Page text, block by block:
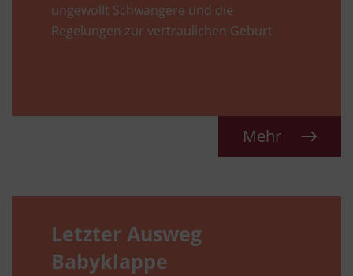
ungewollt Schwangere und die
Regelungen zur vertraulichen Geburt
Mehr
Letzter Ausweg
Babyklappe